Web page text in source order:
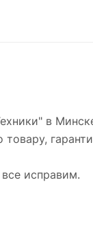
в
исправим.